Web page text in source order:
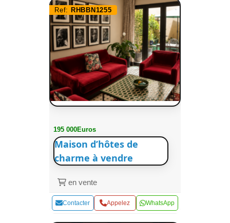
Ref: RHBBN1255
195 000Euros
Maison d’hôtes de
charme à vendre
en vente
Contacter Appelez WhatsApp